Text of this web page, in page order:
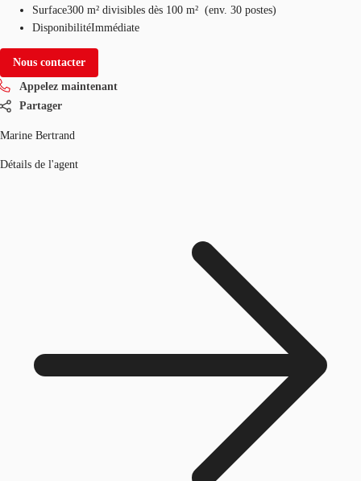
Surface300 m² divisibles dès 100 m² (env. 30 postes)
DisponibilitéImmédiate
Nous contacter
Appelez maintenant
Partager
Marine Bertrand
Détails de l'agent